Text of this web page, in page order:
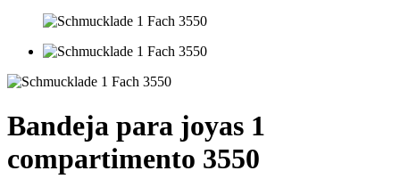
Bandeja para joyas 1
compartimento 3550